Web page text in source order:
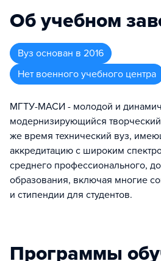
Об учебном
Вуз основан в 2016
Нет военного учебного центра
МГТУ-МАСИ - молодой и
модернизирующийся
же время технический вуз,
аккредитацию с широким
среднего профессионального,
образования, включая многие
и стипендии для студентов.
Программы